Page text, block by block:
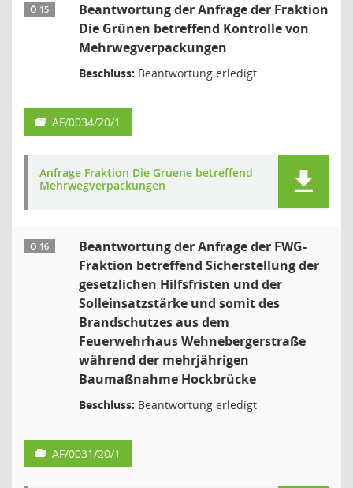
Ö 15
Beantwortung der Anfrage der Fraktion
Die Grünen betreffend Kontrolle von
Mehrwegverpackungen
Beschluss: Beantwortung erledigt
AF/0034/20/1
Anfrage Fraktion Die Gruene betreffend
Mehrwegverpackungen
Ö 16
Beantwortung der Anfrage der FWG-
Fraktion betreffend Sicherstellung der
gesetzlichen Hilfsfristen und der
Solleinsatzstärke und somit des
Brandschutzes aus dem
Feuerwehrhaus Wehnebergerstraße
während der mehrjährigen
Baumaßnahme Hockbrücke
Beschluss: Beantwortung erledigt
AF/0031/20/1